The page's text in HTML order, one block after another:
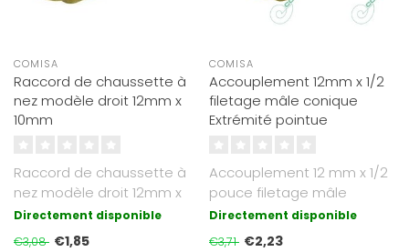
COMISA
Raccord de chaussette à
nez modèle droit 12mm x
10mm
Raccord de chaussette à
nez modèle droit 12mm x
10mm
Directement disponible
€3,08 €1,85
COMISA
Accouplement 12mm x 1/2
filetage mâle conique
Extrémité pointue
Accouplement 12 mm x 1/2
pouce filetage mâle
conique
Directement disponible
€3,71 €2,23